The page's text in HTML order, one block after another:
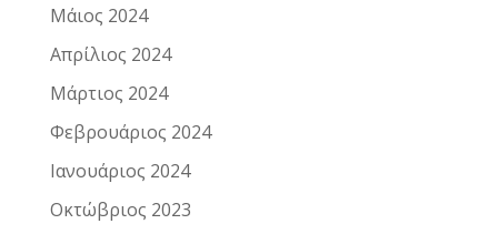
Μάιος 2024
Απρίλιος 2024
Μάρτιος 2024
Φεβρουάριος 2024
Ιανουάριος 2024
Οκτώβριος 2023